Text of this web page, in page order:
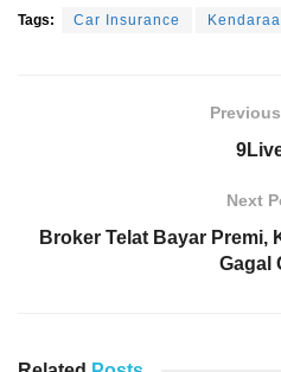
Tags: Car Insurance
Next
Broker Telat Bayar Premi,
Gagal